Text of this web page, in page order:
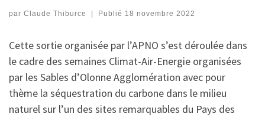
par Claude Thiburce | Publié 18 novembre 2022
Cette sortie organisée par l’APNO s’est déroulée dans
le cadre des semaines Climat-Air-Energie organisées
par les Sables d’Olonne Agglomération avec pour
thème la séquestration du carbone dans le milieu
naturel sur l’un des sites remarquables du Pays des